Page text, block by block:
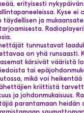
erityisesti
Kyse ei
täydellisen ja
tunnustavat
on yhä runsaasti.
kärsivät vääristä
tai
mikä voi heikentää
kriittistä
ja johdonmukaisuus.
parantamaan heidän